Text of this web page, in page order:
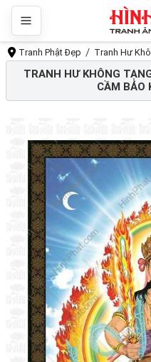
Tranh Phật Đẹp Tranh Hư
TRANH HƯ KHÔNG
CẦM BẢO